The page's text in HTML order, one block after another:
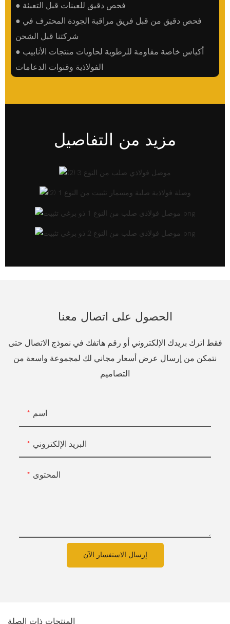
● فحص دقيق للعينات قبل التعبئة
● فحص دقيق من قبل فريق مراقبة الجودة المحترف في
شركتنا قبل الشحن
● أكياس خاصة مقاومة للرطوبة لحاويات منتجات الأنابيب
الفولاذية وقنوات الدعامات
مزيد من التفاصيل
الحصول على اتصال معنا
فقط اترك بريدك الإلكتروني أو رقم هاتفك في نموذج الاتصال حتى
نتمكن من إرسال عرض أسعار مجاني لك لمجموعة واسعة من
التصاميم
اسم
البريد الإلكتروني
المحتوى
إرسال الاستفسار الآن
المنتجات ذات الصلة